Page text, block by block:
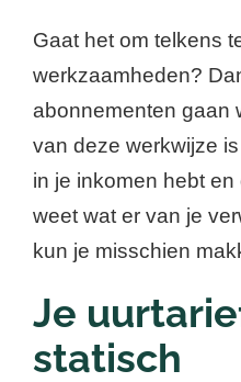
Gaat het om telkens
werkzaamheden?
abonnementen gaan
van deze werkwijze
in je inkomen hebt
weet wat er van je
kun je misschien
Je
statisch